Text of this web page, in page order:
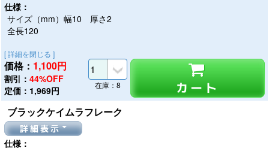
仕様：
サイズ（mm）幅10 厚さ2
全長120
[ 詳細を閉じる ]
価格： 1,100円
割引： 44%OFF
定価：1,969円
カート
在庫：8
ブラックケイムラフレーク
詳細表示
仕様：